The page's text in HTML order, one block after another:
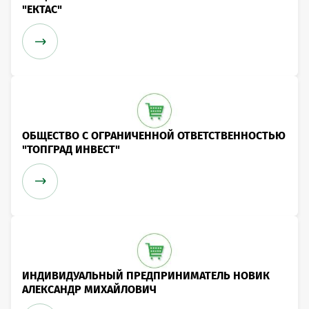
"ЕКТАС"
ОБЩЕСТВО С ОГРАНИЧЕННОЙ ОТВЕТСТВЕННОСТЬЮ
"ТОПГРАД ИНВЕСТ"
ИНДИВИДУАЛЬНЫЙ ПРЕДПРИНИМАТЕЛЬ НОВИК
АЛЕКСАНДР МИХАЙЛОВИЧ